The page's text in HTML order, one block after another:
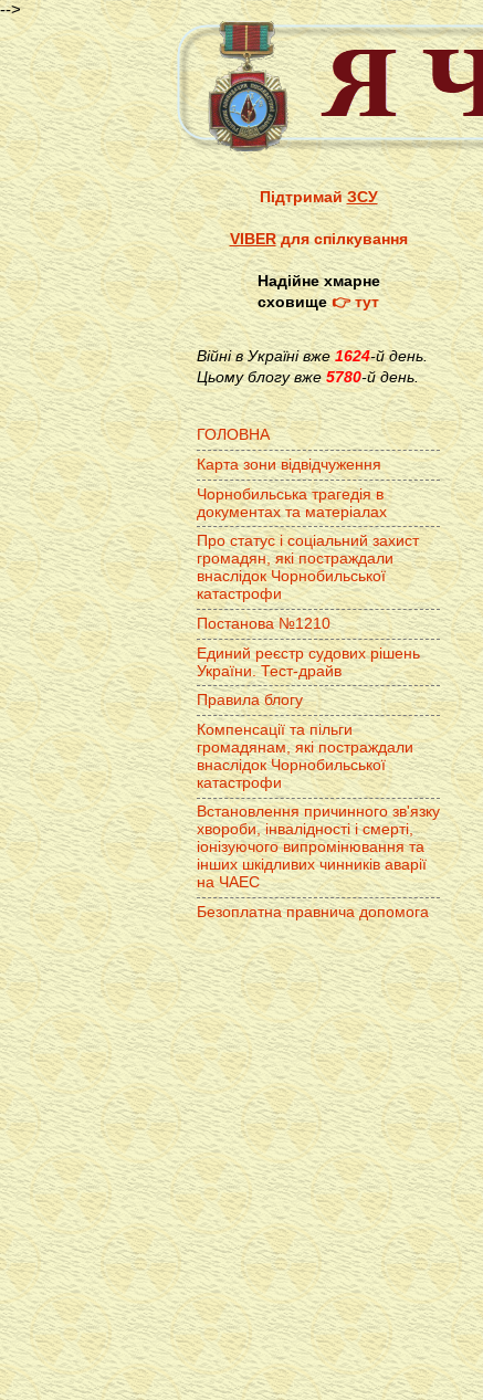
-->
ПідтримайЗСУ
VIBERдля спілкування
Надійне хмарне
сховище👉 тут
Війні в Україні вже1624-й день.
Цьому блогу вже 5780-й день.
ГОЛОВНА
Карта зони відвідчуження
Чорнобильська трагедія в
документах та матеріалах
Про статус і соціальний захист
громадян, які постраждали
внаслідок Чорнобильської
катастрофи
Постанова №1210
Единий реєстр судових рішень
України. Тест-драйв
Правила блогу
Компенсації та пільги
громадянам, які постраждали
внаслідок Чорнобильської
катастрофи
Встановлення причинного зв'язку
хвороби, інвалідності і смерті,
іонізуючого випромінювання та
інших шкідливих чинників аварії
на ЧАЕС
Безоплатна правнича допомога